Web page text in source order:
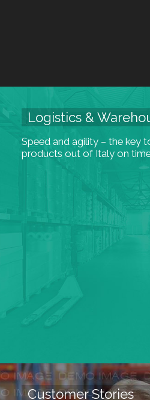
Logistics &
Speed and agility – the key
products out of Italy on
Customer Stories